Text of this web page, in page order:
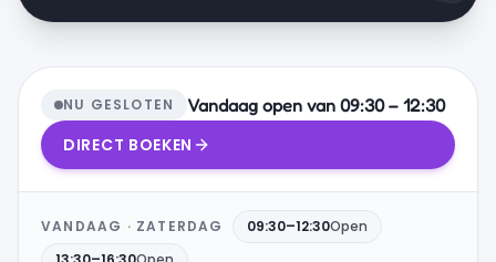
NU GESLOTEN
Vandaag open van 09:30 – 12:30
DIRECT BOEKEN
VANDAAG · ZATERDAG 09:30–12:30Open